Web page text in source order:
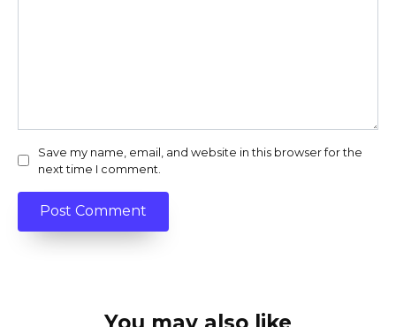
Save my name, email, and website in this browser for the
next time I comment.